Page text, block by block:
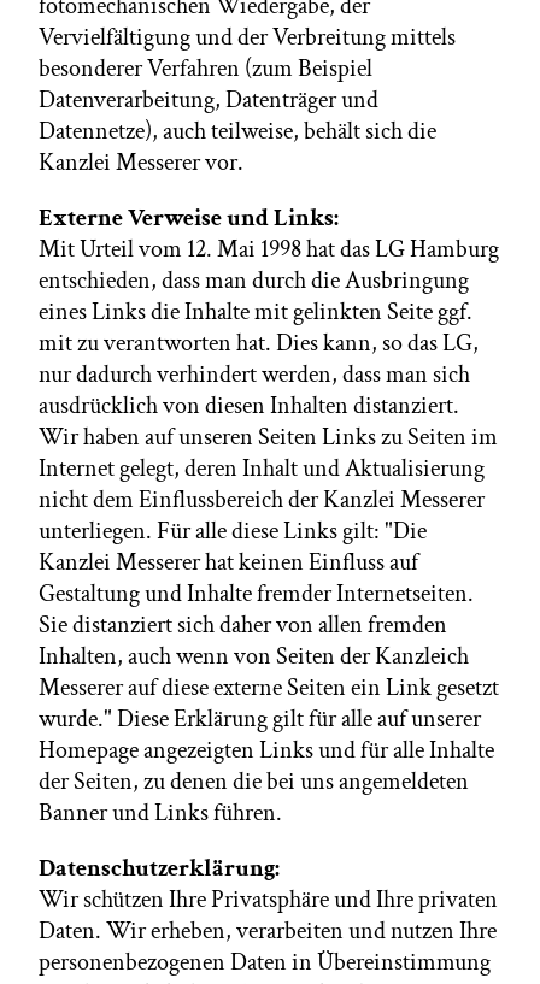
Vervielfältigung und der Verbreitung mittels
besonderer Verfahren (zum Beispiel
Datenverarbeitung, Datenträger und
Datennetze), auch teilweise, behält sich die
Kanzlei Messerer vor.
Externe Verweise und Links:
Mit Urteil vom 12. Mai 1998 hat das LG Hamburg
entschieden, dass man durch die Ausbringung
eines Links die Inhalte mit gelinkten Seite ggf.
mit zu verantworten hat. Dies kann, so das LG,
nur dadurch verhindert werden, dass man sich
ausdrücklich von diesen Inhalten distanziert.
Wir haben auf unseren Seiten Links zu Seiten im
Internet gelegt, deren Inhalt und Aktualisierung
nicht dem Einflussbereich der Kanzlei Messerer
unterliegen. Für alle diese Links gilt: "Die
Kanzlei Messerer hat keinen Einfluss auf
Gestaltung und Inhalte fremder Internetseiten.
Sie distanziert sich daher von allen fremden
Inhalten, auch wenn von Seiten der Kanzleich
Messerer auf diese externe Seiten ein Link gesetzt
wurde." Diese Erklärung gilt für alle auf unserer
Homepage angezeigten Links und für alle Inhalte
der Seiten, zu denen die bei uns angemeldeten
Banner und Links führen.
Datenschutzerklärung:
Wir schützen Ihre Privatsphäre und Ihre privaten
Daten. Wir erheben, verarbeiten und nutzen Ihre
personenbezogenen Daten in Übereinstimmung